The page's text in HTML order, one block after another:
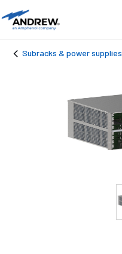
Subracks & power supplies